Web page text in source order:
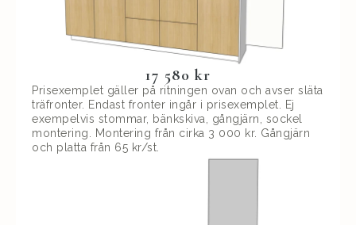
17 580 kr
Prisexemplet gäller på ritningen ovan och avser släta
träfronter. Endast fronter ingår i prisexemplet. Ej
exempelvis stommar, bänkskiva, gångjärn, sockel
montering. Montering från cirka 3 000 kr. Gångjärn
och platta från 65 kr/st.